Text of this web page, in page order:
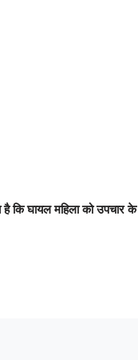
कि घायल महिला को उपचार